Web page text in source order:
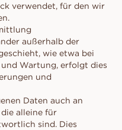
verwendet, für den wir
außerhalb der
wie etwa bei
Wartung, erfolgt dies
und
Daten auch an
alleine für
sind. Dies